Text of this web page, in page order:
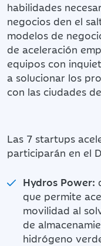
habilidades
negocios den el
modelos de
de aceleración
equipos con
a solucionar los
con las ciudades
Las 7 startups
participarán en el
Hydros Power:
que permite
movilidad al
de
hidrógeno